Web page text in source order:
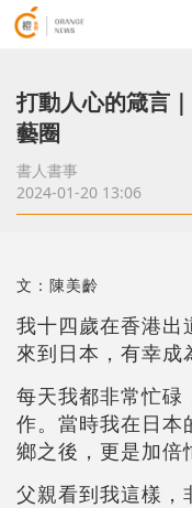
打動人心的箴言
藝圈
書人書事
2024-01-20 13:06
文：陳美齡
我十四歲在香港出
來到日本，有幸成
每天我都非常忙碌
作。當時我在日本
鄉之後，更是加倍
父親看到我這樣，